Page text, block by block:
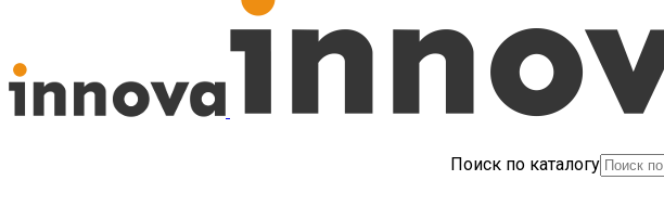
Поиск по каталогу